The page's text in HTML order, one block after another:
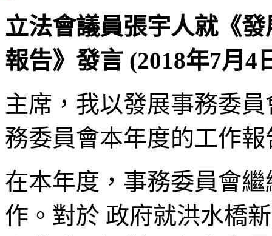
立法會議員張宇人就《
報告》發言 (2018年7月4
主席，我以發展事務委
務委員會本年度的工作
在本年度，事務委員會
作。對於 政府就洪水橋